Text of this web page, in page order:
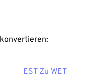
EST Zu WET